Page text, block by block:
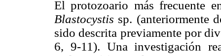
El protozoario más frecuente
Blastocystis sp. (anteriormente
sido descrita previamente por
6, 9-11). Una investigación